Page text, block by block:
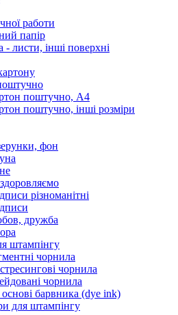
работи
папір
листи, інші поверхні
поштучно, А4
поштучно, інші розміри
фон
різноманітні
дружба
штампінгу
чорнила
чорнила
чорнила
барвника (dye ink)
для штампінгу